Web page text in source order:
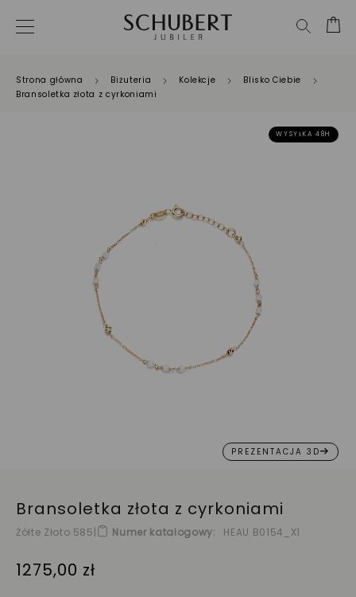
Strona główna Biżuteria Kolekcje
Blisko Ciebie
Bransoletka złota z cyrkoniami
PREZENTACJA 3D
WYSYŁKA 48H
Bransoletka złota z cyrkoniami
Żółte Złoto 585| Numer katalogowy HEAU B0154_X1
1275,00 zł